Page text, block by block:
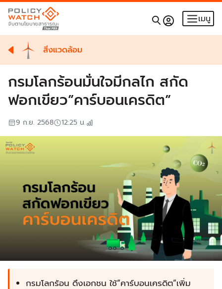
เมนู
สิ่งแวดล้อม
กรมโลกร้อนมั่นใจมีกลไก สกัด
ฟอกเขียว”คาร์บอนเครดิต”
9 ก.ย. 2568 12:25 น.
กรมโลกร้อน ดึงเอกชน ใช้“คาร์บอนเครดิต”เพิ่ม